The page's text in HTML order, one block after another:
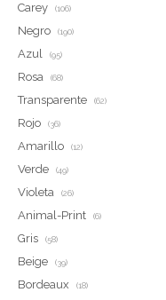
Carey (106)
Negro (190)
Azul (95)
Rosa (68)
Transparente (62)
Rojo (36)
Amarillo (12)
Verde (49)
Violeta (26)
Animal-Print (6)
Gris (58)
Beige (39)
Bordeaux (18)